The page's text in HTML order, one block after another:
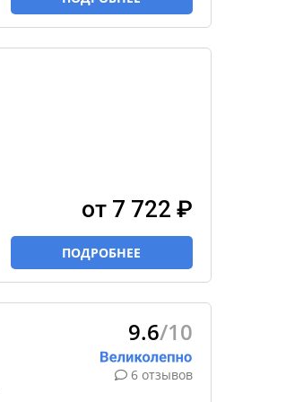
от 7 722 ₽
ПОДРОБНЕЕ
9.6/10
6 отзывов